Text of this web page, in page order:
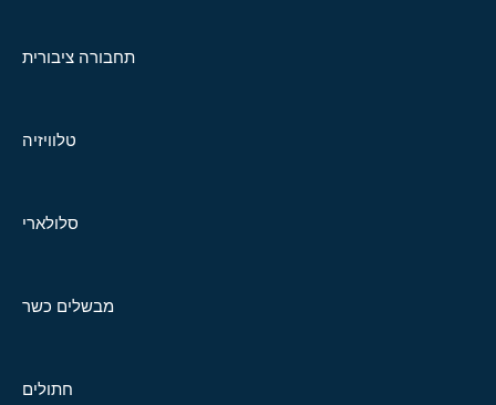
תחבורה ציבורית
טלוויזיה
סלולארי
מבשלים כשר
חתולים